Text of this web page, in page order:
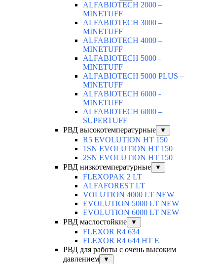
ALFABIOTECH 2000 –
MINETUFF
ALFABIOTECH 3000 –
MINETUFF
ALFABIOTECH 4000 –
MINETUFF
ALFABIOTECH 5000 –
MINETUFF
ALFABIOTECH 5000 PLUS –
MINETUFF
ALFABIOTECH 6000 -
MINETUFF
ALFABIOTECH 6000 –
SUPERTUFF
РВД высокотемпературные
▼
R5 EVOLUTION HT 150
1SN EVOLUTION HT 150
2SN EVOLUTION HT 150
РВД низкотемпературные
▼
FLEXOPAK 2 LT
ALFAFOREST LT
VOLUTION 4000 LT NEW
EVOLUTION 5000 LT NEW
EVOLUTION 6000 LT NEW
РВД маслостойкие
▼
FLEXOR R4 634
FLEXOR R4 644 HT E
РВД для работы с очень высоким
давлением
▼